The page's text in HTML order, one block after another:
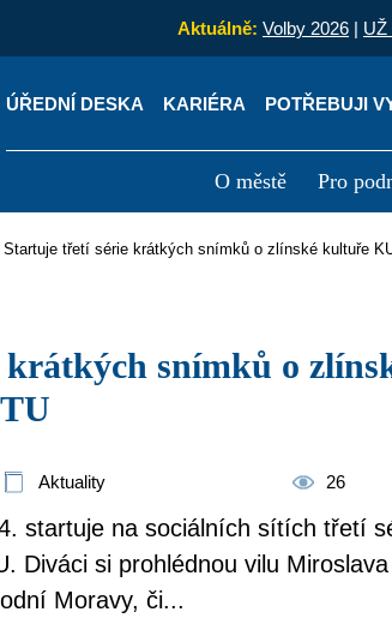
Aktuálně: Volby 2026 | UŽ
ÚŘEDNÍ DESKA KARIÉRA POTŘEBUJI
O městě Pro
Úřední deska
Startuje třetí série krátkých snímků o zlínské kultuře
Aktuality 26
startuje na sociálních sítích třetí
Diváci si prohlédnou vilu
Moravy, či...